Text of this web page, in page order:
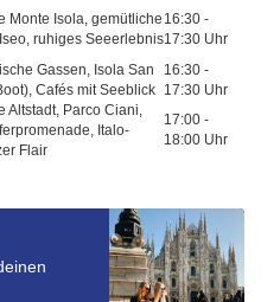
Monte Isola, gemütliche
ruhiges Seeerlebnis
16:30 -
17:30 Uhr
Gassen, Isola San
Cafés mit Seeblick
16:30 -
17:30 Uhr
Altstadt, Parco Ciani,
Italo-
Flair
17:00 -
18:00 Uhr